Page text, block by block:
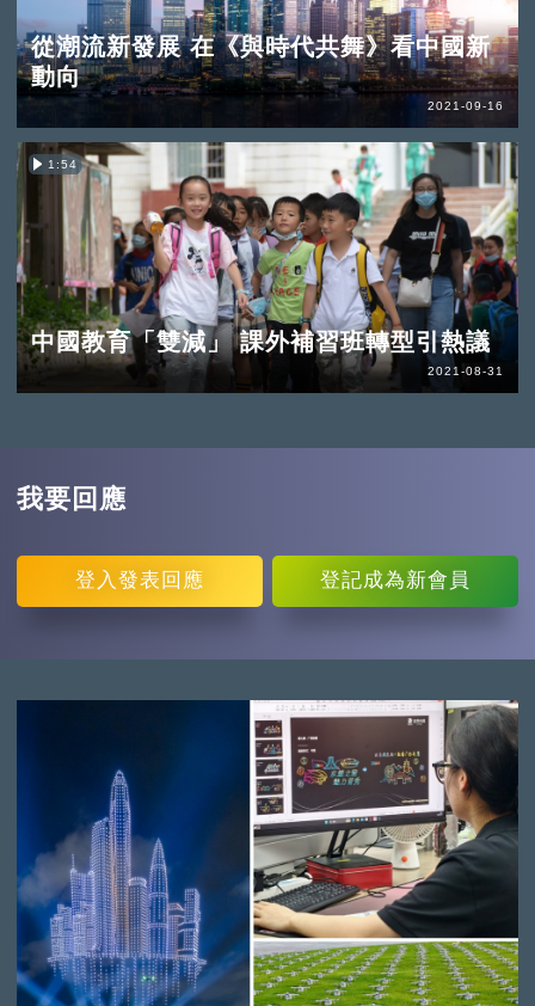
從潮流新發展 在《與時代共舞》看中國新
動向
2021-09-16
1:54
中國教育「雙減」 課外補習班轉型引熱議
2021-08-31
我要回應
登入 發表回應 登記成為新會員